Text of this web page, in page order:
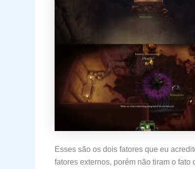
Esses são os dois fatores que eu
fatores externos, porém não tiram o